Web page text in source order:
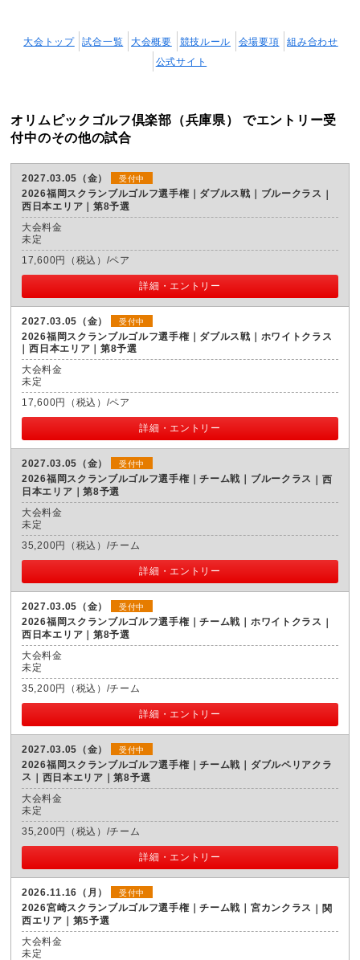
大会トップ 試合一覧 大会概要 競技ルール 会場要項
組み合わせ
公式サイト
オリムピックゴルフ倶楽部（兵庫県） でエントリー受
付中のその他の試合
2027.03.05（金） 受付中
2026福岡スクランブルゴルフ選手権｜ダブルス戦｜ブルークラス
西日本エリア｜第8予選
大会料金
未定
17,600円（税込）/ペア
詳細・エントリー
2027.03.05（金） 受付中
2026福岡スクランブルゴルフ選手権｜ダブルス戦｜ホワイトクラス
西日本エリア｜第8予選
大会料金
未定
17,600円（税込）/ペア
詳細・エントリー
2027.03.05（金） 受付中
2026福岡スクランブルゴルフ選手権｜チーム戦｜ブルークラス
西
日本エリア｜第8予選
大会料金
未定
35,200円（税込）/チーム
詳細・エントリー
2027.03.05（金） 受付中
2026福岡スクランブルゴルフ選手権｜チーム戦｜ホワイトクラス
西日本エリア｜第8予選
大会料金
未定
35,200円（税込）/チーム
詳細・エントリー
2027.03.05（金） 受付中
2026福岡スクランブルゴルフ選手権｜チーム戦｜ダブルペリアクラ
ス
西日本エリア｜第8予選
大会料金
未定
35,200円（税込）/チーム
詳細・エントリー
2026.11.16（月） 受付中
2026宮崎スクランブルゴルフ選手権｜チーム戦｜宮カンクラス
関
西エリア｜第5予選
大会料金
未定